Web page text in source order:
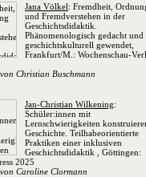
Jana Völkel: Fremdheit,
und Fremdverstehen in der
Geschichtsdidaktik.
Phänomenologisch gedacht und
geschichtskulturell gewendet,
Frankfurt/M.: Wochenschau-
von Christian Buschmann
Jan-Christian Wilkening:
Schüler:innen mit
Lernschwierigkeiten
Geschichte. Teilhabeorientierte
Praktiken einer inklusiven
Geschichtsdidaktik , Göttingen:
2025
von Caroline Clormann